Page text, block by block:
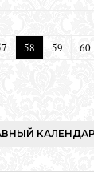
Page Page
58 Page
59 60